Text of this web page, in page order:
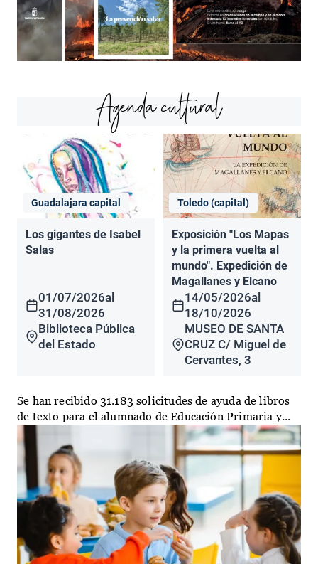
Agenda cultural
Guadalajara capital
Los gigantes de Isabel
Salas
01/07/2026al
31/08/2026
Biblioteca Pública
del Estado
Toledo (capital)
Exposición "Los Mapas
y la primera vuelta al
mundo". Expedición de
Magallanes y Elcano
14/05/2026al
18/10/2026
MUSEO DE SANTA
CRUZ C/ Miguel de
Cervantes, 3
Se han recibido 31.183 solicitudes de ayuda de libros
de texto para el alumnado de Educación Primaria y...